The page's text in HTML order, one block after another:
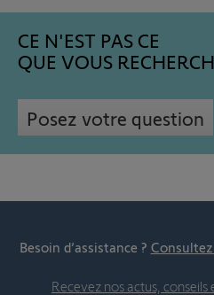
CE N'EST PAS CE
QUE VOUS
Posez votre question
Besoin d’assistance ?
Recevez nos actus, conseils